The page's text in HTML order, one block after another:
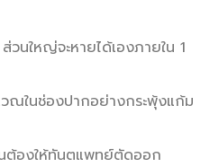
นใหญ่จะหายได้เองภายใน 1
ณในช่องปากอย่างกระพุ้งแก้ม
นต้องให้ทันตแพทย์ตัดออก